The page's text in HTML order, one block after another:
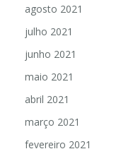
agosto 2021
julho 2021
junho 2021
maio 2021
abril 2021
março 2021
fevereiro 2021